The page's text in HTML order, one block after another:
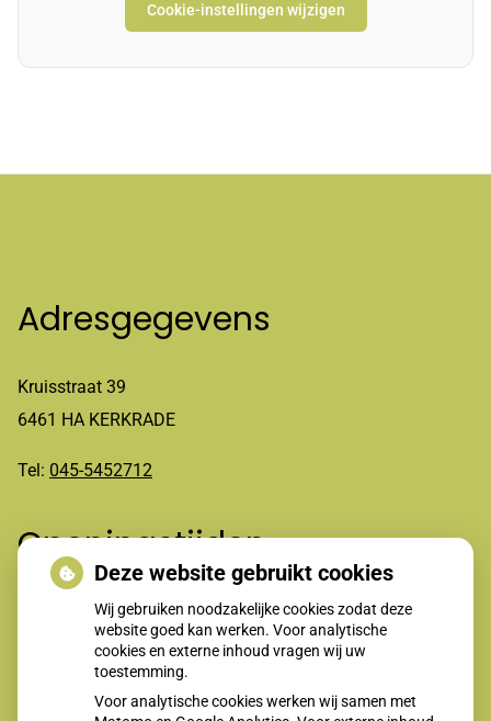
Cookie-instellingen wijzigen
Adresgegevens
Kruisstraat 39
6461 HA KERKRADE
Tel: 045-5452712
Openingstijden
Maandag t/m vrijdag 8-12.00 en 13.30-17.00 uur
Deze website gebruikt cookies
Wij gebruiken noodzakelijke cookies zodat deze
website goed kan werken. Voor analytische
cookies en externe inhoud vragen wij uw
toestemming.
Voor analytische cookies werken wij samen met